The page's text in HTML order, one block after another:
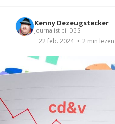
Kenny Dezeugstecker
Journalist bij DBS
22 feb. 2024 2 min lezen